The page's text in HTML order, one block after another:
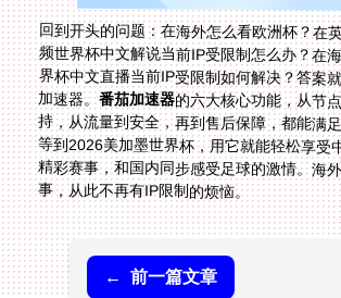
回到开头的问题：在海外怎么看欧洲杯？在
频世界杯中文解说当前IP受限制怎么办？在
界杯中文直播当前IP受限制如何解决？答案
加速器。番茄加速器的六大核心功能，从节
持，从流量到安全，再到售后保障，都
等到2026美加墨世界杯，用它就能轻松
精彩赛事，和国内同步感受足球的激情
事，从此不再有IP限制的烦恼。
← 前一篇文章